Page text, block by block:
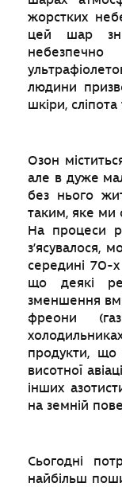
жорстких
цей шар
людини
шкіри,
Озон
але в дуже
без нього
таким, яке ми
На процеси
з’ясувалося,
середині 70-х
що деякі
зменшення
фреони
продукти, що
висотної
інших
на земній
Сьогодні
найбільш